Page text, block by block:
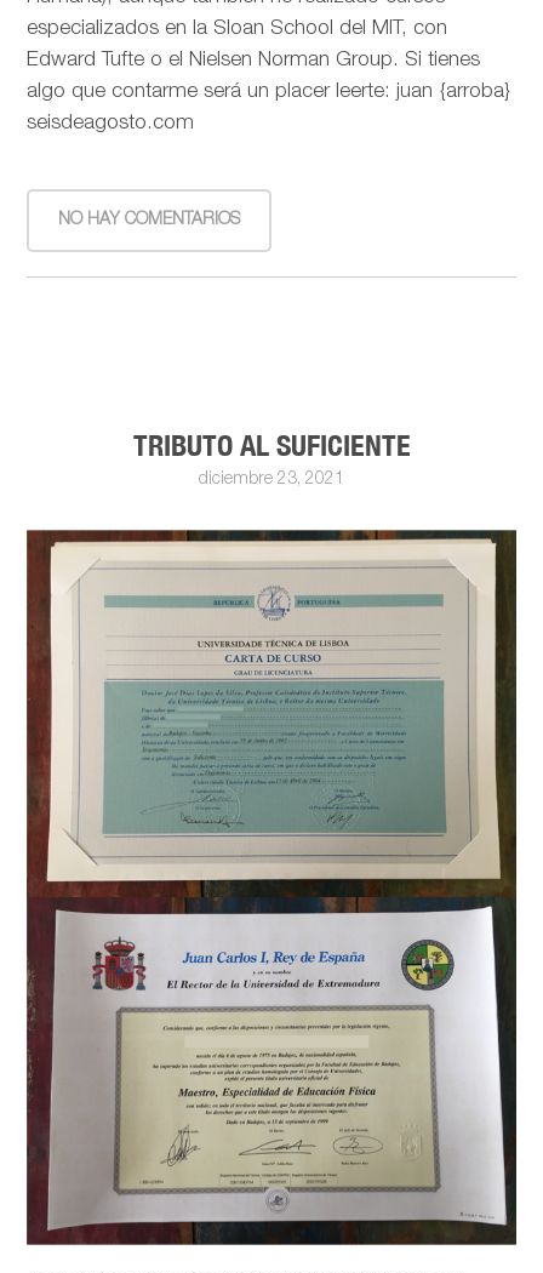
especializados en la Sloan School del MIT, con
Edward Tufte o el Nielsen Norman Group. Si tienes
algo que contarme será un placer leerte: juan {arroba}
seisdeagosto.com
NO HAY COMENTARIOS
TRIBUTO AL SUFICIENTE
diciembre 23, 2021